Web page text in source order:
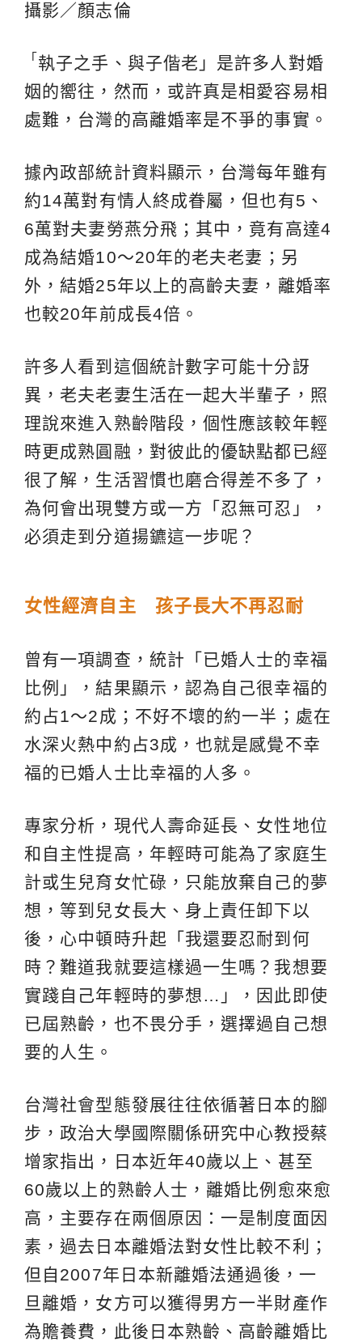
攝影／顏志倫
「 執子之手、與子偕老」是許多人對婚
姻的嚮往，然而，或許真是相愛容易相
處難，台灣的高離婚率是不爭的事實。
據內政部統計資料顯示，台灣每年雖有
約14萬對有情人終成眷屬，但也有5、
6萬對夫妻勞燕分飛；其中，竟有高達4
成為結婚10～20年的老夫老妻；另
外，結婚25年以上的高齡夫妻，離婚率
也較20年前成長4倍。
許多人看到這個統計數字可能十分訝
異，老夫老妻生活在一起大半輩子，照
理說來進入熟齡階段，個性應該較年輕
時更成熟圓融，對彼此的優缺點都已經
很了解，生活習慣也磨合得差不多了，
為何會出現雙方或一方「忍無可忍」，
必須走到分道揚鑣這一步呢？
女性經濟自主 孩子長大不再忍耐
曾有一項調查，統計「已婚人士的幸福
比例」，結果顯示，認為自己很幸福的
約占1～2成；不好不壞的約一半；處在
水深火熱中約占3成，也就是感覺不幸
福的已婚人士比幸福的人多。
專家分析，現代人壽命延長、女性地位
和自主性提高，年輕時可能為了家庭生
計或生兒育女忙碌，只能放棄自己的夢
想，等到兒女長大、身上責任卸下以
後，心中頓時升起「我還要忍耐到何
時？難道我就要這樣過一生嗎？我想要
實踐自己年輕時的夢想…」，因此即使
已屆熟齡，也不畏分手，選擇過自己想
要的人生。
台灣社會型態發展往往依循著日本的腳
步，政治大學國際關係研究中心教授蔡
增家指出，日本近年40歲以上、甚至
60歲以上的熟齡人士，離婚比例愈來愈
高，主要存在兩個原因：一是制度面因
素，過去日本離婚法對女性比較不利；
但自2007年日本新離婚法通過後，一
旦離婚，女方可以獲得男方一半財產作
為贍養費，此後日本熟齡、高齡離婚比